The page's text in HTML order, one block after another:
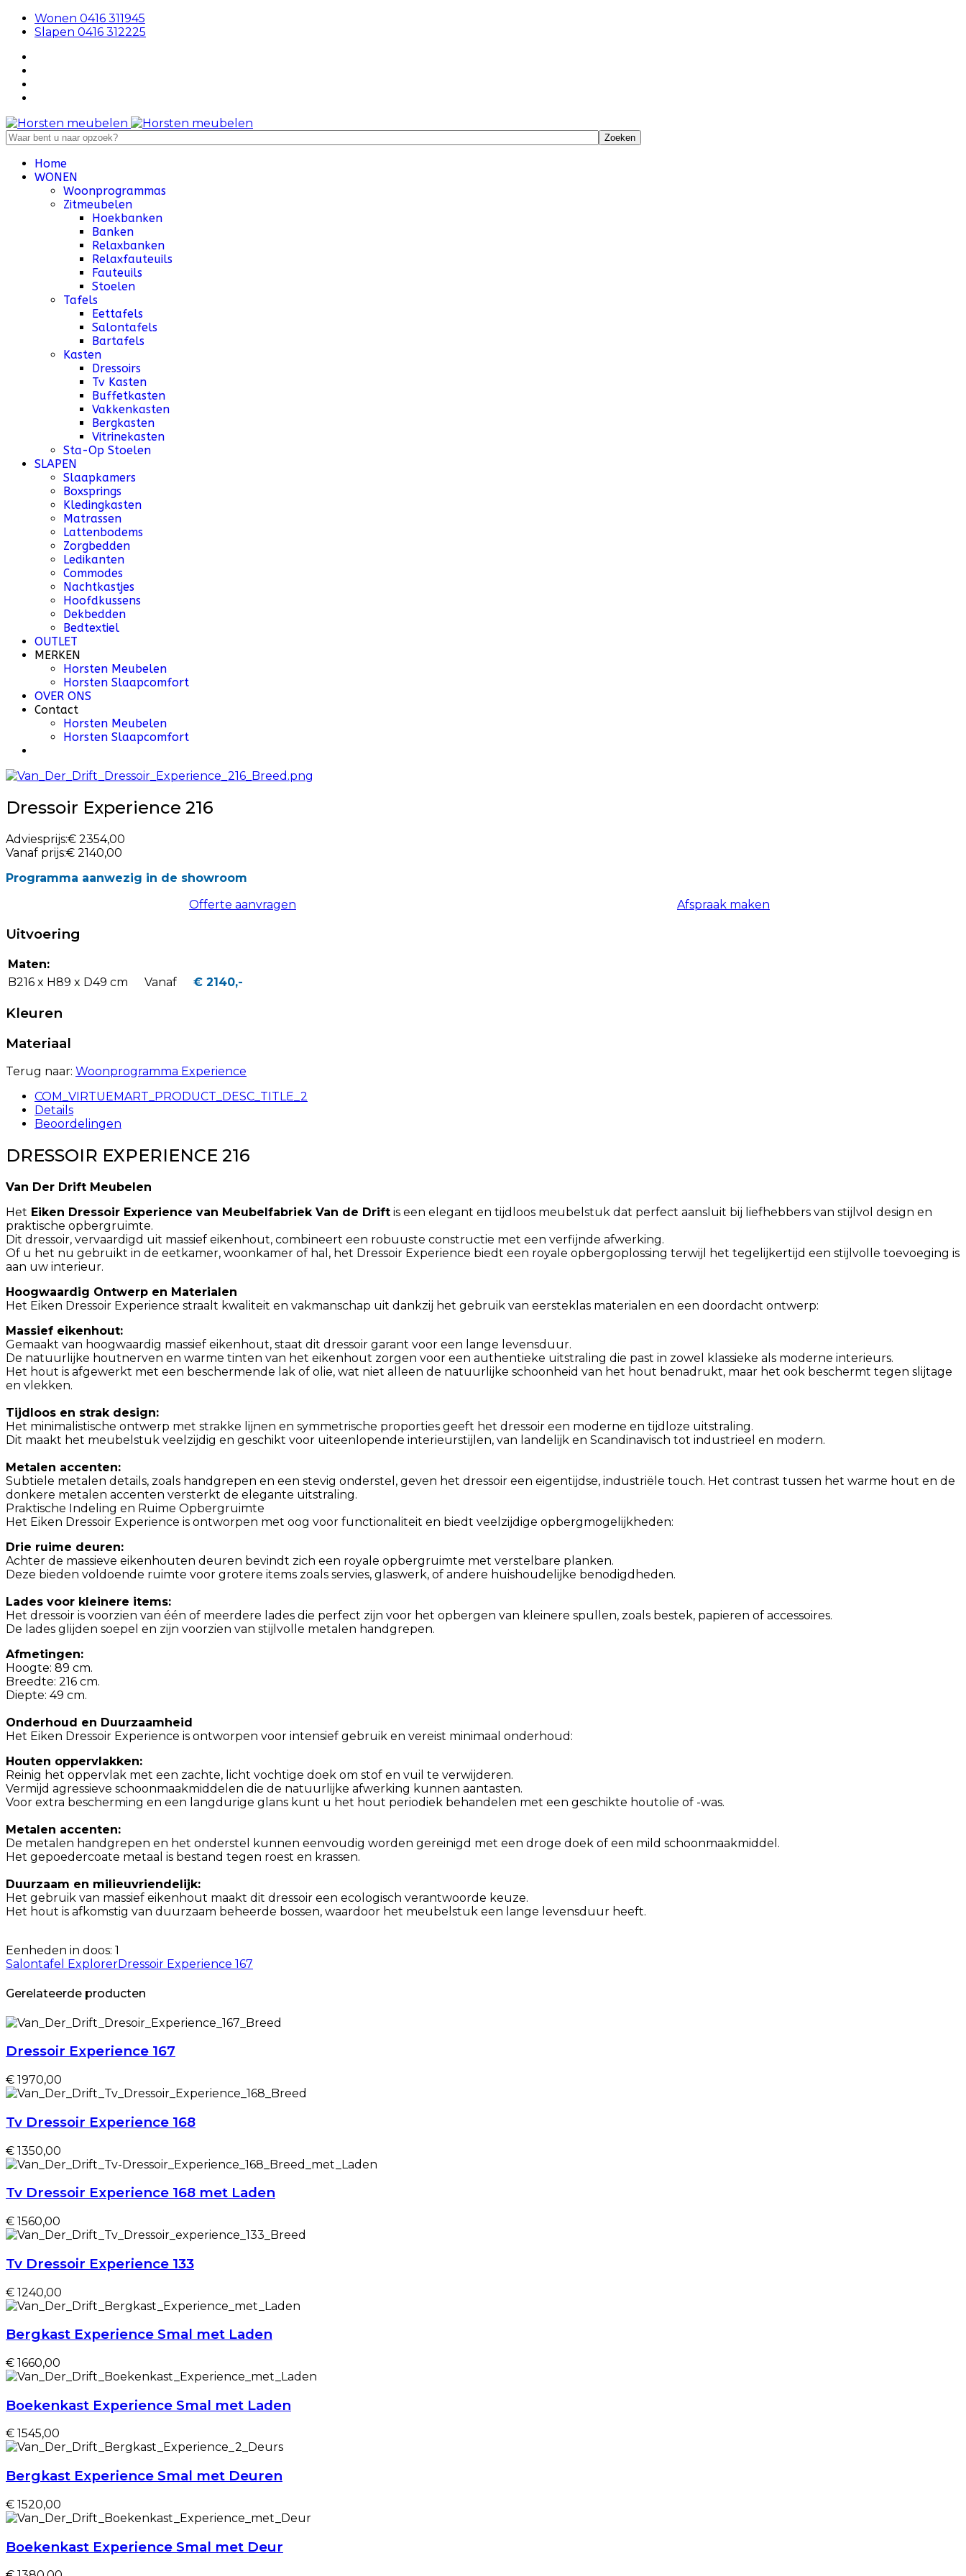
Wonen 0416 311945
Slapen 0416 312225
Home
WONEN
Woonprogrammas
Zitmeubelen
Hoekbanken
Banken
Relaxbanken
Relaxfauteuils
Fauteuils
Stoelen
Tafels
Eettafels
Salontafels
Bartafels
Kasten
Dressoirs
Tv Kasten
Buffetkasten
Vakkenkasten
Bergkasten
Vitrinekasten
Sta-Op Stoelen
SLAPEN
Slaapkamers
Boxsprings
Kledingkasten
Matrassen
Lattenbodems
Zorgbedden
Ledikanten
Commodes
Nachtkastjes
Hoofdkussens
Dekbedden
Bedtextiel
OUTLET
MERKEN
Horsten Meubelen
Horsten Slaapcomfort
OVER ONS
Contact
Horsten Meubelen
Horsten Slaapcomfort
Dressoir Experience 216
Adviesprijs:€ 2354,00
Vanaf prijs:€ 2140,00
Programma aanwezig in de showroom
Offerte aanvragen
Afspraak maken
Uitvoering
Maten:
B216 x H89 x D49 cm
Vanaf € 2140,-
Kleuren
Materiaal
Terug naar: Woonprogramma Experience
COM_VIRTUEMART_PRODUCT_DESC_TITLE_2
Details
Beoordelingen
DRESSOIR EXPERIENCE 216
Van Der Drift Meubelen
Het Eiken Dressoir Experience van Meubelfabriek Van de Drift is een elegant en tijdloos meubelstuk dat perfect aansluit bij liefhebbers van stijlvol design en
praktische opbergruimte.
Dit dressoir, vervaardigd uit massief eikenhout, combineert een robuuste constructie met een verfijnde afwerking.
Of u het nu gebruikt in de eetkamer, woonkamer of hal, het Dressoir Experience biedt een royale opbergoplossing terwijl het tegelijkertijd een stijlvolle toevoeging is
aan uw interieur.
Hoogwaardig Ontwerp en Materialen
Het Eiken Dressoir Experience straalt kwaliteit en vakmanschap uit dankzij het gebruik van eersteklas materialen en een doordacht ontwerp:
Massief eikenhout:
Gemaakt van hoogwaardig massief eikenhout, staat dit dressoir garant voor een lange levensduur.
De natuurlijke houtnerven en warme tinten van het eikenhout zorgen voor een authentieke uitstraling die past in zowel klassieke als moderne interieurs.
Het hout is afgewerkt met een beschermende lak of olie, wat niet alleen de natuurlijke schoonheid van het hout benadrukt, maar het ook beschermt tegen slijtage
en vlekken.
Tijdloos en strak design:
Het minimalistische ontwerp met strakke lijnen en symmetrische proporties geeft het dressoir een moderne en tijdloze uitstraling.
Dit maakt het meubelstuk veelzijdig en geschikt voor uiteenlopende interieurstijlen, van landelijk en Scandinavisch tot industrieel en modern.
Metalen accenten:
Subtiele metalen details, zoals handgrepen en een stevig onderstel, geven het dressoir een eigentijdse, industriële touch. Het contrast tussen het warme hout en de
donkere metalen accenten versterkt de elegante uitstraling.
Praktische Indeling en Ruime Opbergruimte
Het Eiken Dressoir Experience is ontworpen met oog voor functionaliteit en biedt veelzijdige opbergmogelijkheden:
Drie ruime deuren:
Achter de massieve eikenhouten deuren bevindt zich een royale opbergruimte met verstelbare planken.
Deze bieden voldoende ruimte voor grotere items zoals servies, glaswerk, of andere huishoudelijke benodigdheden.
Lades voor kleinere items:
Het dressoir is voorzien van één of meerdere lades die perfect zijn voor het opbergen van kleinere spullen, zoals bestek, papieren of accessoires.
De lades glijden soepel en zijn voorzien van stijlvolle metalen handgrepen.
Afmetingen:
Hoogte: 89 cm.
Breedte: 216 cm.
Diepte: 49 cm.
Onderhoud en Duurzaamheid
Het Eiken Dressoir Experience is ontworpen voor intensief gebruik en vereist minimaal onderhoud:
Houten oppervlakken:
Reinig het oppervlak met een zachte, licht vochtige doek om stof en vuil te verwijderen.
Vermijd agressieve schoonmaakmiddelen die de natuurlijke afwerking kunnen aantasten.
Voor extra bescherming en een langdurige glans kunt u het hout periodiek behandelen met een geschikte houtolie of -was.
Metalen accenten:
De metalen handgrepen en het onderstel kunnen eenvoudig worden gereinigd met een droge doek of een mild schoonmaakmiddel.
Het gepoedercoate metaal is bestand tegen roest en krassen.
Duurzaam en milieuvriendelijk:
Het gebruik van massief eikenhout maakt dit dressoir een ecologisch verantwoorde keuze.
Het hout is afkomstig van duurzaam beheerde bossen, waardoor het meubelstuk een lange levensduur heeft.
Eenheden in doos: 1
Salontafel ExplorerDressoir Experience 167
Gerelateerde producten
Dressoir Experience 167
€ 1970,00
Tv Dressoir Experience 168
€ 1350,00
Tv Dressoir Experience 168 met Laden
€ 1560,00
Tv Dressoir Experience 133
€ 1240,00
Bergkast Experience Smal met Laden
€ 1660,00
Boekenkast Experience Smal met Laden
€ 1545,00
Bergkast Experience Smal met Deuren
€ 1520,00
Boekenkast Experience Smal met Deur